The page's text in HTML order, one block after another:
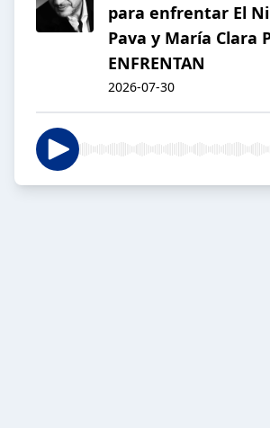
para enfrentar El
Pava y María Clara
ENFRENTAN
2026-07-30